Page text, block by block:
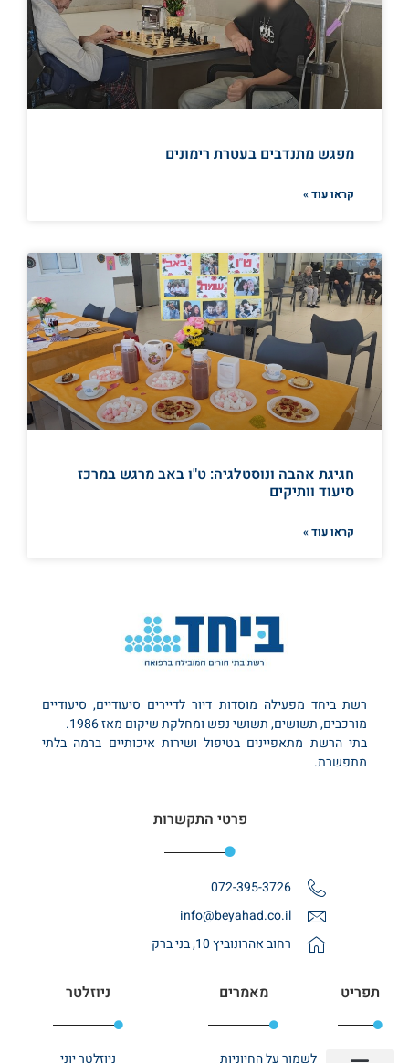
מפגש מתנדבים בעטרת רימונים
קראו עוד »
חגיגת אהבה ונוסטלגיה: ט"ו באב מרגש במרכז
סיעוד וותיקים
קראו עוד »
רשת ביחד מפעילה מוסדות דיור לדיירים סיעודיים, סיעודיים
מורכבים, תשושים, תשושי נפש ומחלקת שיקום מאז 1986.
בתי הרשת מתאפיינים בטיפול ושירות איכותיים ברמה בלתי
מתפשרת.
פרטי התקשרות
072-395-3726
info@beyahad.co.il
רחוב אהרונוביץ 10, בני ברק
תפריט מאמרים
לשמור על החיוניות
ניוזלטר
ניוזלטר יוני